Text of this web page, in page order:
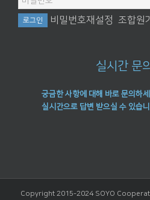
비밀번호재설정 조합원
실시간 문
궁금한 사항에 대해 바로 문의하
실시간으로 답변 받으실 수 있습
Copyright 2015-2024 SOYO